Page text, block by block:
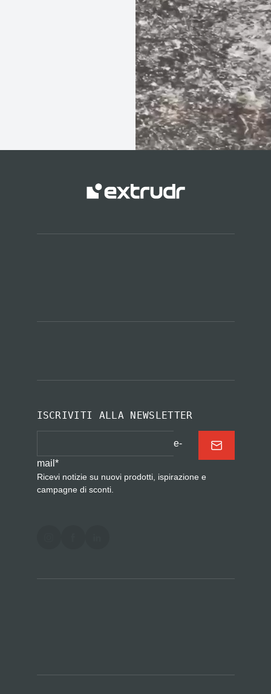
ISCRIVITI ALLA NEWSLETTER
e-
mail *
Ricevi notizie su nuovi prodotti, ispirazione e
campagne di sconti.